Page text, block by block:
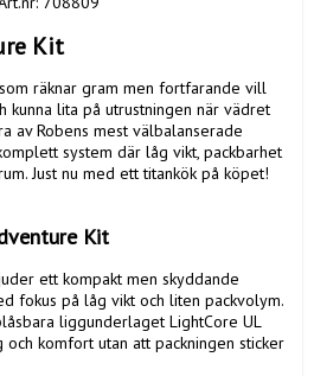
Kit
kunna lita på utrustningen när vädret
av Robens mest välbalanserade
system där låg vikt, packbarhet
Just nu med ett titankök på köpet!
Kit
ett kompakt men skyddande
fokus på låg vikt och liten packvolym.
liggunderlaget LightCore UL
komfort utan att packningen sticker